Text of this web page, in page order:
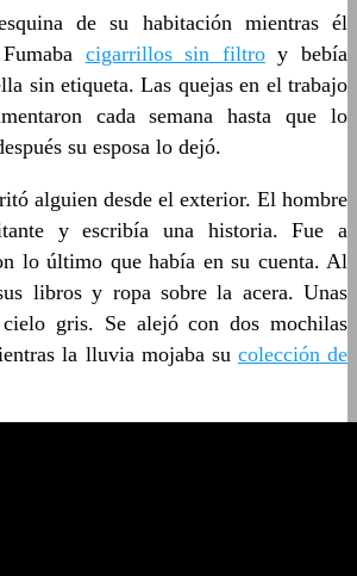
de su habitación mientras él
cigarrillos sin filtroy bebía
sin etiqueta. Las quejas en el trabajo
cada semana hasta que lo
su esposa lo dejó.
alguien desde el exterior. El hombre
y escribía una historia. Fue a
lo último que había en su cuenta. Al
libros y ropa sobre la acera. Unas
gris. Se alejó con dos mochilas
la lluvia mojaba su colección de